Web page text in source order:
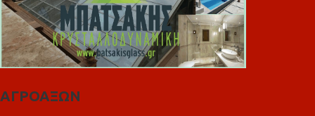
ΑΓΡΟΑΞΩΝ